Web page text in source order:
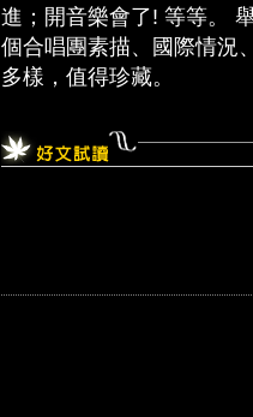
進；開音樂會了! 等等。
個合唱團素描、國際情況
多樣，值得珍藏。